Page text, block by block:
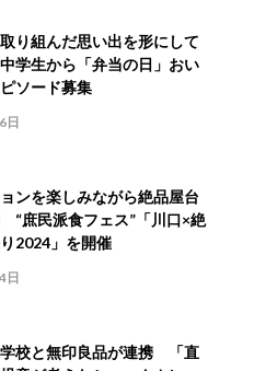
り組んだ思い出を形にして
学生から「弁当の日」おい
ソード募集
日
ンを楽しみながら絶品屋台
“庶民派食フェス”「川口×絶
2024」を開催
日
校と無印良品が連携 「直